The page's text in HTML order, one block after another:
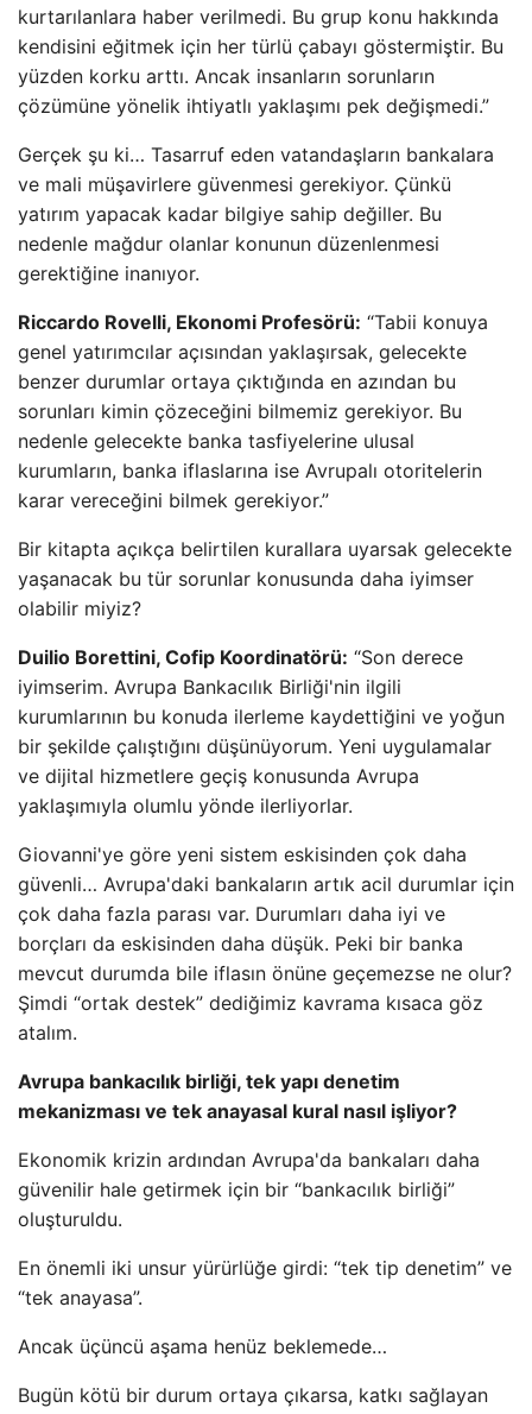
kurtarılanlara haber verilmedi. Bu grup konu hakkında
kendisini eğitmek için her türlü çabayı göstermiştir. Bu
yüzden korku arttı. Ancak insanların sorunların
çözümüne yönelik ihtiyatlı yaklaşımı pek değişmedi.”
Gerçek şu ki… Tasarruf eden vatandaşların bankalara
ve mali müşavirlere güvenmesi gerekiyor. Çünkü
yatırım yapacak kadar bilgiye sahip değiller. Bu
nedenle mağdur olanlar konunun düzenlenmesi
gerektiğine inanıyor.
Riccardo Rovelli, Ekonomi Profesörü: “Tabii konuya
genel yatırımcılar açısından yaklaşırsak, gelecekte
benzer durumlar ortaya çıktığında en azından bu
sorunları kimin çözeceğini bilmemiz gerekiyor. Bu
nedenle gelecekte banka tasfiyelerine ulusal
kurumların, banka iflaslarına ise Avrupalı ​​otoritelerin
karar vereceğini bilmek gerekiyor.”
Bir kitapta açıkça belirtilen kurallara uyarsak gelecekte
yaşanacak bu tür sorunlar konusunda daha iyimser
olabilir miyiz?
Duilio Borettini, Cofip Koordinatörü: “Son derece
iyimserim. Avrupa Bankacılık Birliği'nin ilgili
kurumlarının bu konuda ilerleme kaydettiğini ve yoğun
bir şekilde çalıştığını düşünüyorum. Yeni uygulamalar
ve dijital hizmetlere geçiş konusunda Avrupa
yaklaşımıyla olumlu yönde ilerliyorlar.
Giovanni'ye göre yeni sistem eskisinden çok daha
güvenli… Avrupa'daki bankaların artık acil durumlar için
çok daha fazla parası var. Durumları daha iyi ve
borçları da eskisinden daha düşük. Peki bir banka
mevcut durumda bile iflasın önüne geçemezse ne olur?
Şimdi “ortak destek” dediğimiz kavrama kısaca göz
atalım.
Avrupa bankacılık birliği, tek yapı denetim
mekanizması ve tek anayasal kural nasıl işliyor?
Ekonomik krizin ardından Avrupa'da bankaları daha
güvenilir hale getirmek için bir “bankacılık birliği”
oluşturuldu.
En önemli iki unsur yürürlüğe girdi: “tek tip denetim” ve
“tek anayasa”.
Ancak üçüncü aşama henüz beklemede…
Bugün kötü bir durum ortaya çıkarsa, katkı sağlayan